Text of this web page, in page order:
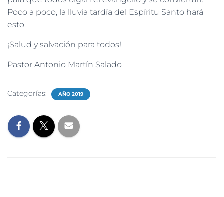
Poco a poco, la lluvia tardía del Espíritu Santo hará
esto.
¡Salud y salvación para todos!
Pastor Antonio Martín Salado
Categorías: AÑO 2019